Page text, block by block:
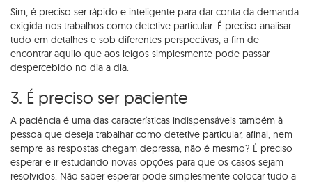
Sim, é preciso ser rápido e inteligente para dar conta da demanda
exigida nos trabalhos como detetive particular. É preciso analisar
tudo em detalhes e sob diferentes perspectivas, a fim de
encontrar aquilo que aos leigos simplesmente pode passar
despercebido no dia a dia.
3. É preciso ser paciente
A paciência é uma das características indispensáveis também à
pessoa que deseja trabalhar como detetive particular, afinal, nem
sempre as respostas chegam depressa, não é mesmo? É preciso
esperar e ir estudando novas opções para que os casos sejam
resolvidos. Não saber esperar pode simplesmente colocar tudo a